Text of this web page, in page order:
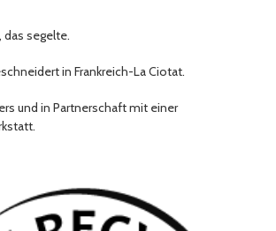
das segelte.
in Frankreich-La Ciotat.
und in Partnerschaft mit einer